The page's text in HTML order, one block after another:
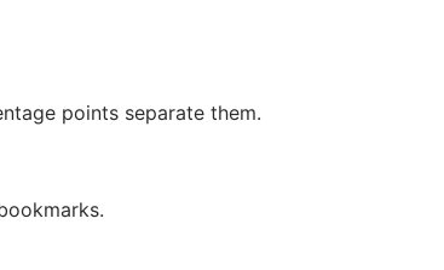
points separate them.